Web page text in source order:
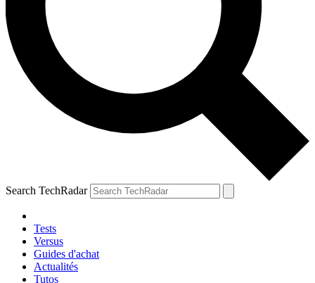
Search TechRadar
Tests
Versus
Guides d'achat
Actualités
Tutos